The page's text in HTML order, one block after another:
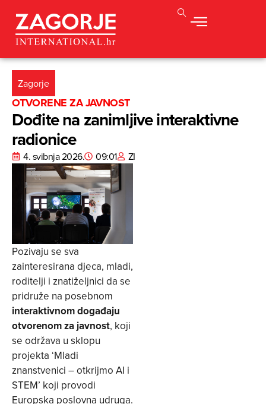
Zagorje
OTVORENE ZA JAVNOST
Dođite na zanimljive interaktivne
radionice
4. svibnja 2026. 09:01 ZI
Pozivaju se sva
zainteresirana djeca, mladi,
roditelji i znatiželjnici da se
pridruže na posebnom
interaktivnom događaju
otvorenom za javnost, koji
se održava u sklopu
projekta ‘Mladi
znanstvenici – otkrijmo AI i
STEM’ koji provodi
Europska poslovna udruga.